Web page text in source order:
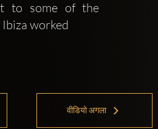
to some of the
worked
वीडियो अगला